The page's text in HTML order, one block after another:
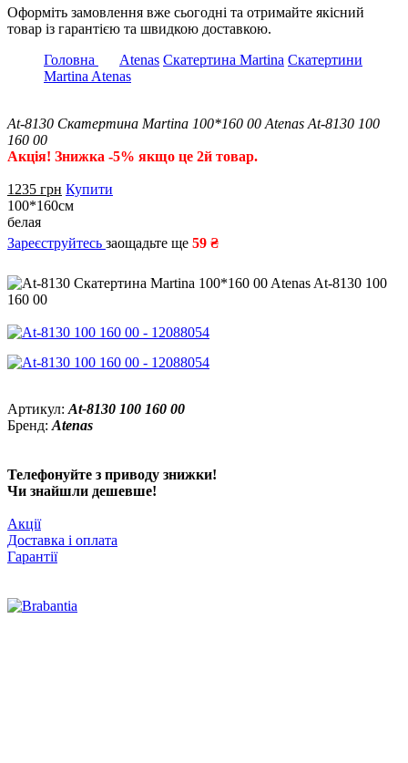
Оформіть замовлення вже сьогодні та отримайте якісний
товар із гарантією та швидкою доставкою.
Головна
Atenas Скатертина Martina Скатертини
Martina Atenas
At-8130 Скатертина Martina 100*160 00 Atenas At-8130 100
160 00
Акція! Знижка -5% якщо це 2й товар.
1235 грн Купити
100*160см
белая
Зареєструйтесь заощадьте ще 59 ₴
Артикул: At-8130 100 160 00
Бренд: Atenas
Телефонуйте з приводу знижки!
Чи знайшли дешевше!
Акції
Доставка і оплата
Гарантії